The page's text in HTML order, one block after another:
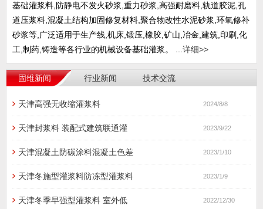
基础灌浆料,防静电不发火砂浆,重力砂浆,高强耐磨料,轨道胶泥,孔
道压浆料,混凝土结构加固修复材料,聚合物改性水泥砂浆,环氧修补
砂浆等,广泛适用于生产线,机床,锻压,橡胶,矿山,冶金,建筑,印刷,化
工,制药,铸造等各行业的机械设备基础灌浆。 ... 详细>>
固维新闻 行业新闻 技术交流
天津高强无收缩灌浆料 2024/8/8
天津封浆料 装配式建筑联通灌 2023/9/22
天津混凝土防碳涂料混凝土色差 2023/1/10
天津冬施型灌浆料防冻型灌浆料 2023/1/9
天津冬季早强型灌浆料 室外低 2022/12/30